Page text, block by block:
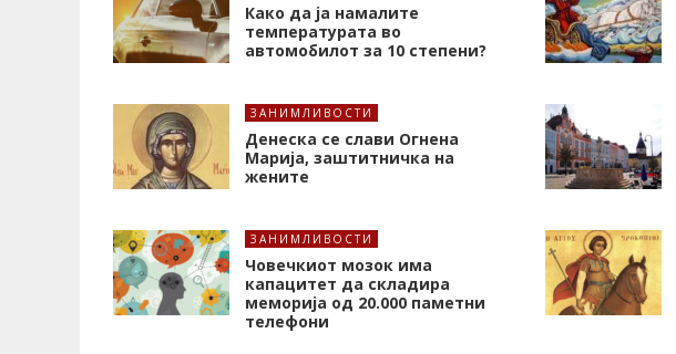
Како да ја намалите
температурата во
автомобилот за 10 степени?
ЗАНИМЛИВОСТИ
Денеска се слави Огнена
Марија, заштитничка на
жените
ЗАНИМЛИВОСТИ
Човечкиот мозок има
капацитет да складира
меморија од 20.000 паметни
телефони